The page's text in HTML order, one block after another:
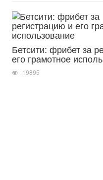
Бетсити: фрибет за
его грамотное
19895